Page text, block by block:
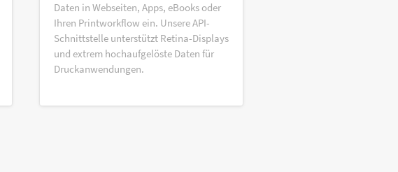
Daten in Webseiten, Apps, eBooks oder
Ihren Printworkflow ein. Unsere API-
Schnittstelle unterstützt Retina-Displays
und extrem hochaufgelöste Daten für
Druckanwendungen.